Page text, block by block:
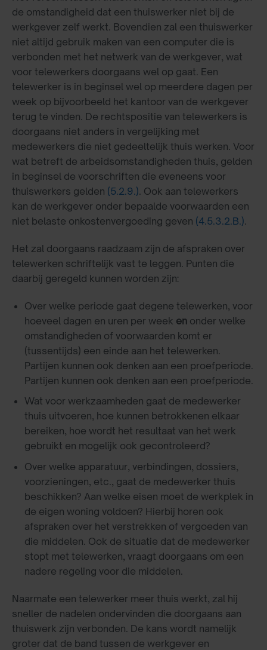
de omstandigheid dat een thuiswerker niet bij de
werkgever zelf werkt. Bovendien zal een thuiswerker
niet altijd gebruik maken van een computer die is
verbonden met het netwerk van de werkgever, wat
voor telewerkers doorgaans wel op gaat. Een
telewerker is in beginsel wel op meerdere dagen per
week op bijvoorbeeld het kantoor van de werkgever
terug te vinden. De rechtspositie van telewerkers is
doorgaans niet anders in vergelijking met
medewerkers die niet gedeeltelijk thuis werken. Voor
wat betreft de arbeidsomstandigheden thuis, gelden
in beginsel de voorschriften die eveneens voor
thuiswerkers gelden (5.2.9.). Ook aan telewerkers
kan de werkgever onder bepaalde voorwaarden een
niet belaste onkostenvergoeding geven (4.5.3.2.B.).
Het zal doorgaans raadzaam zijn de afspraken over
telewerken schriftelijk vast te leggen. Punten die
daarbij geregeld kunnen worden zijn:
Over welke periode gaat degene telewerken, voor
hoeveel dagen en uren per week enonder welke
omstandigheden of voorwaarden komt er
(tussentijds) een einde aan het telewerken.
Partijen kunnen ook denken aan een proefperiode.
Partijen kunnen ook denken aan een proefperiode.
Wat voor werkzaamheden gaat de medewerker
thuis uitvoeren, hoe kunnen betrokkenen elkaar
bereiken, hoe wordt het resultaat van het werk
gebruikt en mogelijk ook gecontroleerd?
Over welke apparatuur, verbindingen, dossiers,
voorzieningen, etc., gaat de medewerker thuis
beschikken? Aan welke eisen moet de werkplek in
de eigen woning voldoen? Hierbij horen ook
afspraken over het verstrekken of vergoeden van
die middelen. Ook de situatie dat de medewerker
stopt met telewerken, vraagt doorgaans om een
nadere regeling voor die middelen.
Naarmate een telewerker meer thuis werkt, zal hij
sneller de nadelen ondervinden die doorgaans aan
thuiswerk zijn verbonden. De kans wordt namelijk
groter dat de band tussen de werkgever en